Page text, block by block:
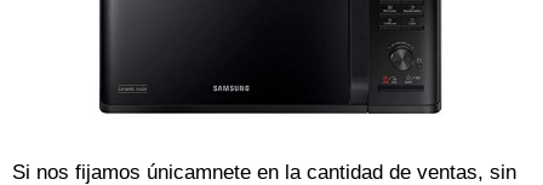
Si nos fijamos únicamnete en la cantidad de ventas, sin